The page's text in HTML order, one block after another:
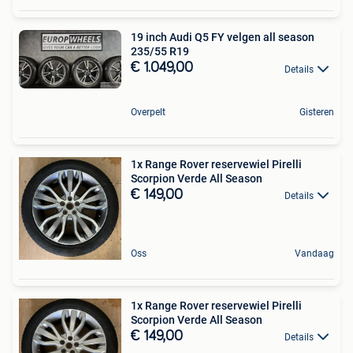
19 inch Audi Q5 FY velgen all season
235/55 R19
€ 1.049,00 Details
Overpelt Gisteren
1x Range Rover reservewiel Pirelli
Scorpion Verde All Season
€ 149,00 Details
Oss Vandaag
1x Range Rover reservewiel Pirelli
Scorpion Verde All Season
€ 149,00 Details